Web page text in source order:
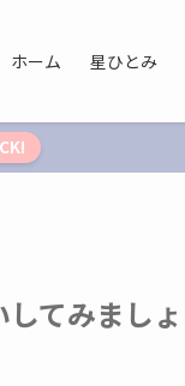
ホーム 星ひとみ
てみましょ